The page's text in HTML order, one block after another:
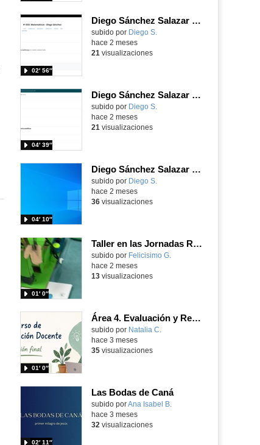
Diego Sánchez Salazar Área 3
subido por Diego S.
02′ 56″
hace 2 meses
21 visualizaciones
Diego Sánchez Salazar Área 2
subido por Diego S.
04′ 39″
hace 2 meses
21 visualizaciones
Diego Sánchez Salazar Área 1
subido por Diego S.
04′ 10″
hace 2 meses
36visualizaciones
Taller en las Jornadas Robóticas Educativas del CTIF Sur para primaria
Contenido educativo.
subido por Felicisimo G.
01′ 0″
hace 2 meses
13visualizaciones
Área 4. Evaluación y Retroalimentación
subido por Natalia C.
01′ 0″
hace 3 meses
35visualizaciones
Las Bodas de Caná
Contenido educativo.
subido porAna Isabel B.
02′ 11″
hace 3 meses
32 visualizaciones